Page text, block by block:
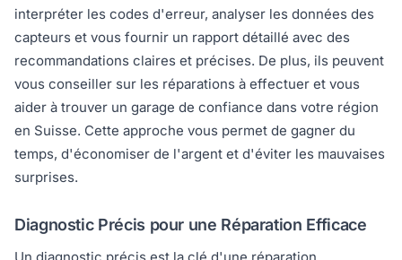
interpréter les codes d'erreur, analyser les données des
capteurs et vous fournir un rapport détaillé avec des
recommandations claires et précises. De plus, ils peuvent
vous conseiller sur les réparations à effectuer et vous
aider à trouver un garage de confiance dans votre région
en Suisse. Cette approche vous permet de gagner du
temps, d'économiser de l'argent et d'éviter les mauvaises
surprises.
Diagnostic Précis pour une Réparation Efficace